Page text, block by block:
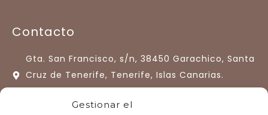
Gestionar el
Contacto
Gta. San Francisco, s/n, 38450 Garachico, Santa
Cruz de Tenerife, Tenerife, Islas Canarias.
España.